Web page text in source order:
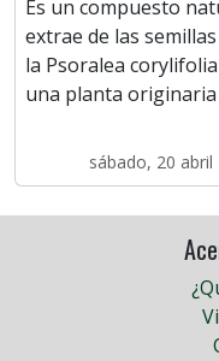
Es un compuesto
extrae de las
la Psoralea
una planta originaria
sábado, 20 abril